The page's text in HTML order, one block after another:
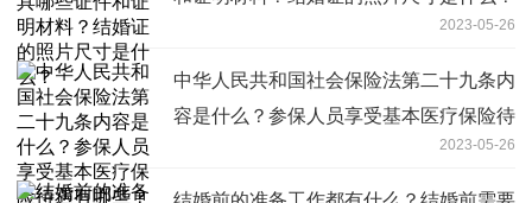
2023-05-26
中华人民共和国社会保险法第二十九条内
容是什么？参保人员享受基本医疗保险待
2023-05-26